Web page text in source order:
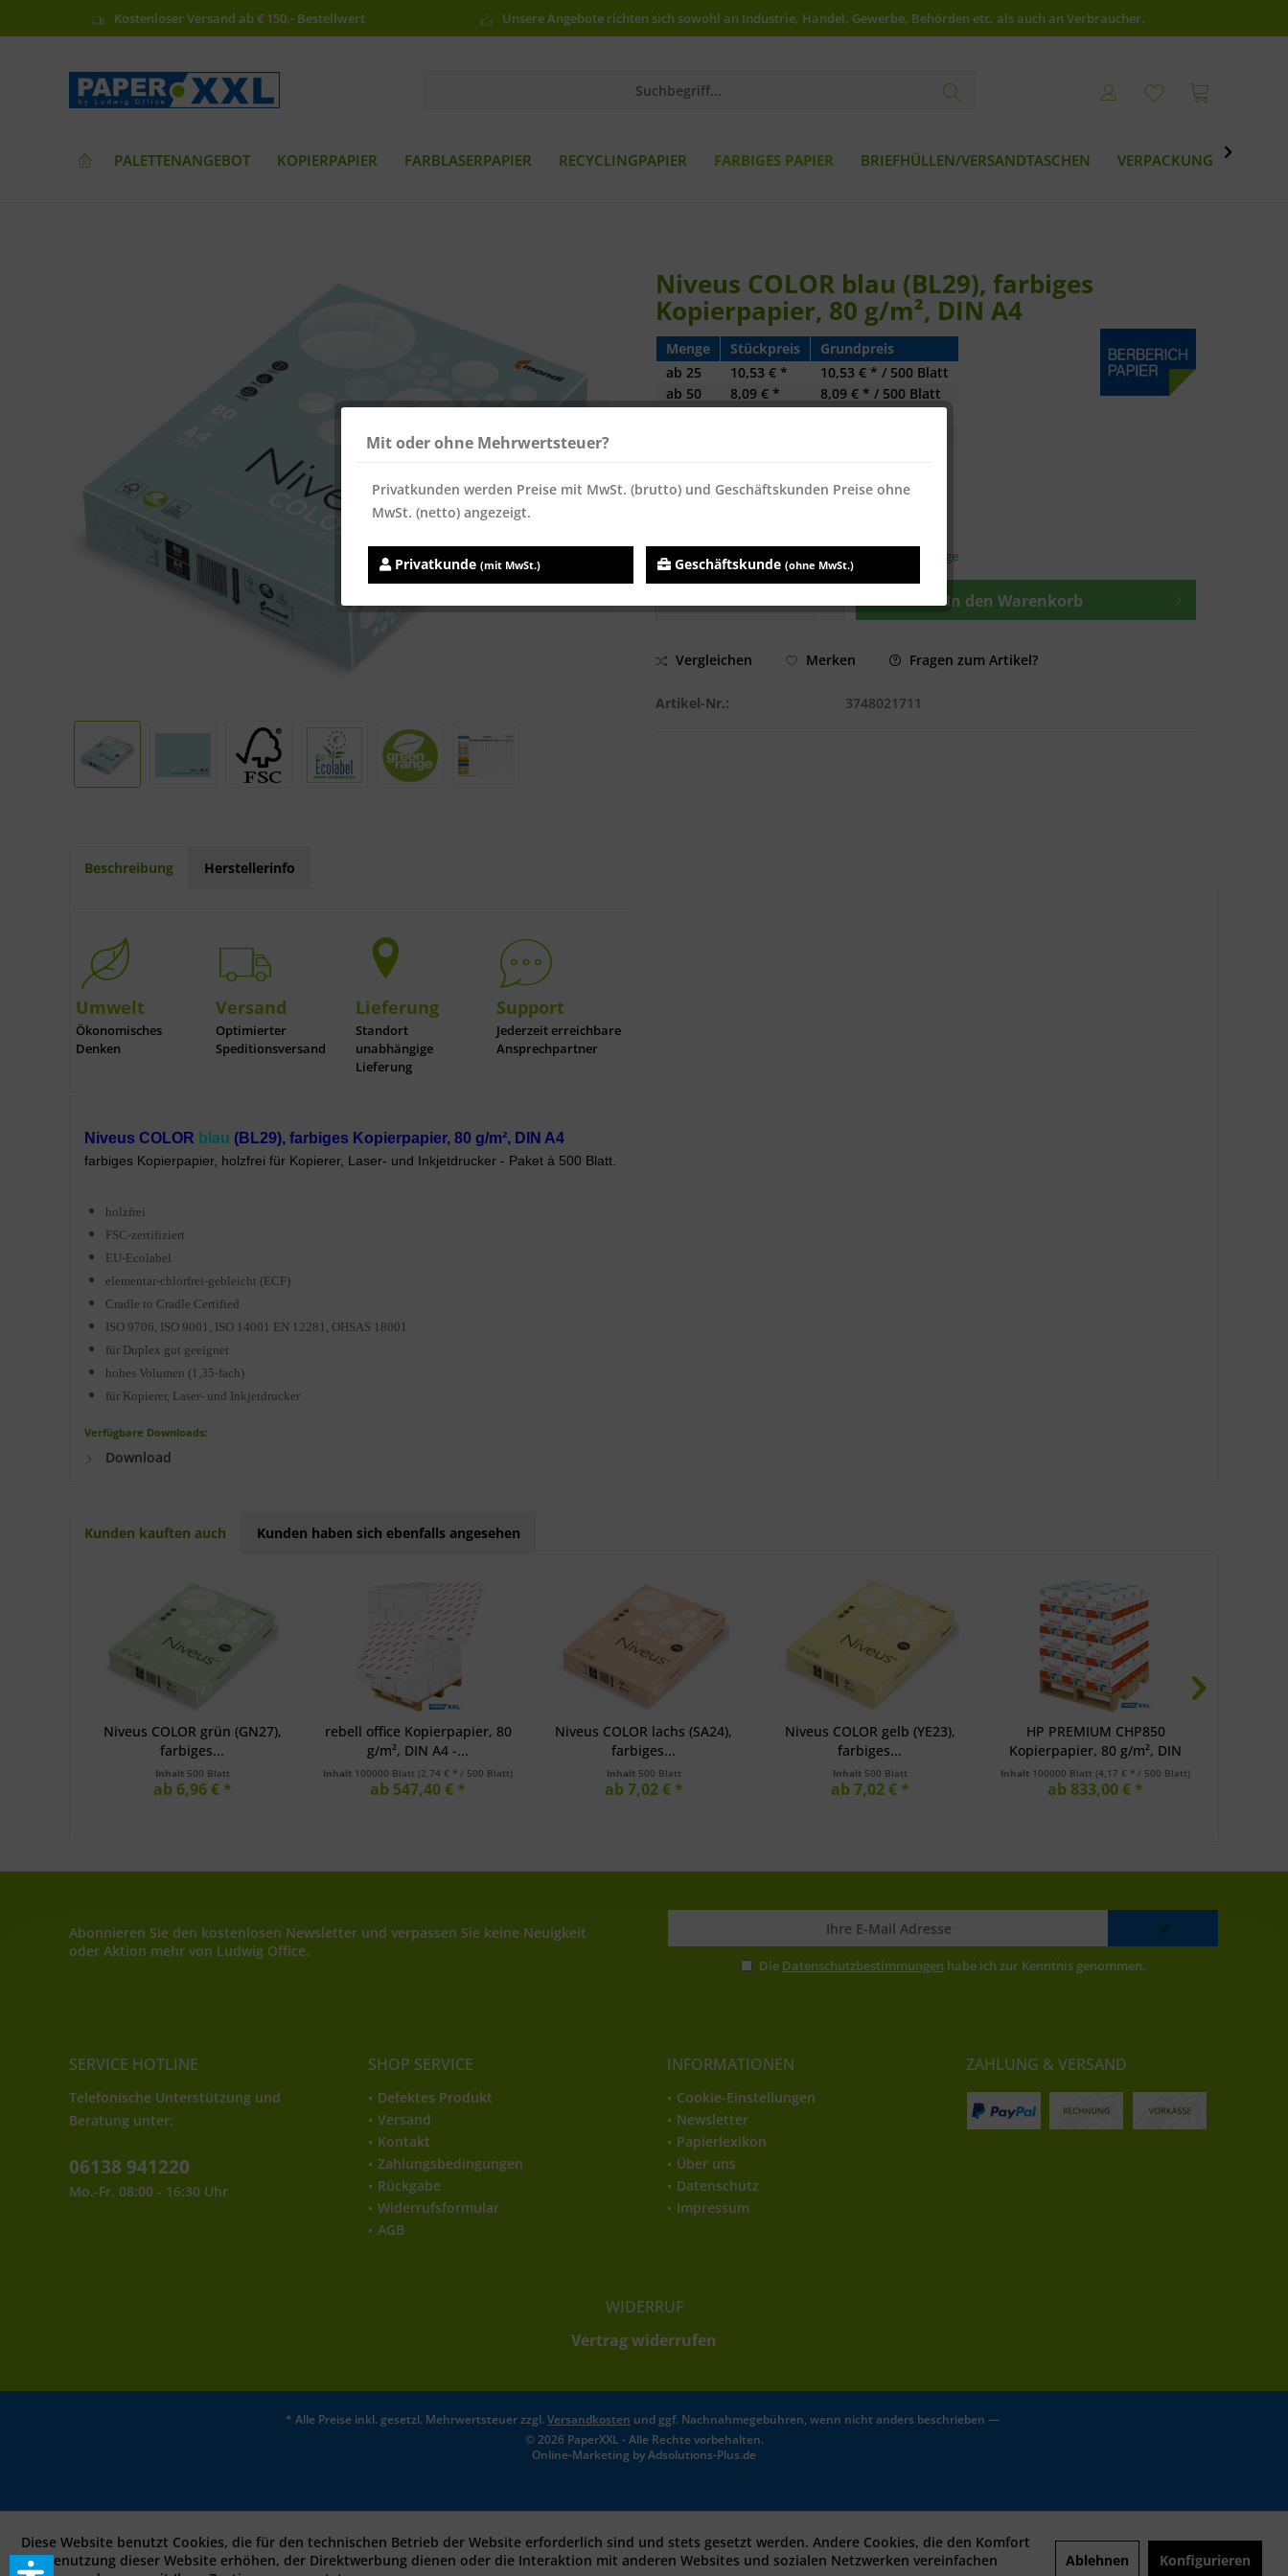
Kostenloser Versand ab € 150,- Bestellwert Unsere Angebote richten sich sowohl an Industrie, Handel, Gewerbe, Behörden etc. als auch an Verbraucher.
PALETTENANGEBOT KOPIERPAPIER FARBLASERPAPIER RECYCLINGPAPIER FARBIGES PAPIER BRIEFHÜLLEN/VERSANDTASCHEN VERPACKUNG 
Niveus COLOR blau (BL29), farbiges
Kopierpapier, 80 g/m², DIN A4
Menge Stückpreis
Grundpreis
ab 25 10,53 € *
10,53 € * / 500 Blatt
ab 50 8,09 € *
8,09 € * / 500 Blatt
Inhalt:500 Blatt
Sofort versandfertig, Lieferzeit ca. 1-3 Werktage
In den Warenkorb
Vergleichen Merken Fragen zum Artikel?
Artikel-Nr.: 3748021711
Beschreibung Herstellerinfo
Umwelt
Ökonomisches
Denken
Versand
Optimierter
Speditionsversand
Lieferung
Standort
unabhängige
Lieferung
Support
Jederzeit erreichbare
Ansprechpartner
Niveus COLOR blau (BL29), farbiges Kopierpapier, 80 g/m², DIN A4
farbiges Kopierpapier, holzfrei für Kopierer, Laser- und Inkjetdrucker - Paket à 500 Blatt.
holzfrei
FSC-zertifiziert
EU-Ecolabel
elementar-chlorfrei-gebleicht (ECF)
Cradle to Cradle Certified
ISO 9706, ISO 9001, ISO 14001 EN 12281, OHSAS 18001
für Duplex gut geeignet
hohes Volumen (1,35-fach)
für Kopierer, Laser- und Inkjetdrucker
Verfügbare Downloads:
Download
Kunden kauften auch Kunden haben sich ebenfalls angesehen
Niveus COLOR grün (GN27),
farbiges...
Inhalt 500 Blatt
ab 6,96 € *
rebell office Kopierpapier, 80
g/m², DIN A4 -...
Inhalt 100000 Blatt (2,74 € * / 500 Blatt)
ab 547,40 € *
Niveus COLOR lachs (SA24),
farbiges...
Inhalt 500 Blatt
ab 7,02 € *
Niveus COLOR gelb (YE23),
farbiges...
Inhalt 500 Blatt
ab 7,02 € *
HP PREMIUM CHP850
Kopierpapier, 80 g/m², DIN
A4...
Inhalt 100000 Blatt (4,17 € * / 500 Blatt)
ab 833,00 € *
Abonnieren Sie den kostenlosen Newsletter und verpassen Sie keine Neuigkeit
oder Aktion mehr von Ludwig Office.
Die Datenschutzbestimmungen habe ich zur Kenntnis genommen.
SERVICE HOTLINE
Telefonische Unterstützung und
Beratung unter:
06138 941220
Mo.-Fr. 08:00 - 16:30 Uhr
SHOP SERVICE
Defektes Produkt
Versand
Kontakt
Zahlungsbedingungen
Rückgabe
Widerrufsformular
AGB
INFORMATIONEN
Cookie-Einstellungen
Newsletter
Papierlexikon
Über uns
Datenschutz
Impressum
ZAHLUNG & VERSAND
WIDERRUF
Vertrag widerrufen
* Alle Preise inkl. gesetzl. Mehrwertsteuer zzgl.Versandkosten und ggf. Nachnahmegebühren, wenn nicht anders beschrieben —
© 2026 PaperXXL - Alle Rechte vorbehalten.
Online-Marketing byAdsolutions-Plus.de
Diese Website benutzt Cookies, die für den technischen Betrieb der Website erforderlich sind und stets gesetzt werden. Andere Cookies, die den Komfort
bei Benutzung dieser Website erhöhen, der Direktwerbung dienen oder die Interaktion mit anderen Websites und sozialen Netzwerken vereinfachen
Ablehnen Konfigurieren
Mit oder ohne Mehrwertsteuer?
Privatkunden werden Preise mit MwSt. (brutto) und Geschäftskunden Preise ohne
MwSt. (netto) angezeigt.
Privatkunde (mit MwSt.) Geschäftskunde (ohne MwSt.)